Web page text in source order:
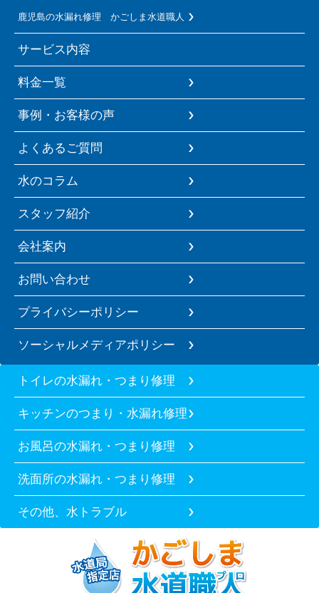
鹿児島の水漏れ修理 かごしま水道職人
サービス内容
料金一覧
事例・お客様の声
よくあるご質問
水のコラム
スタッフ紹介
会社案内
お問い合わせ
プライバシーポリシー
ソーシャルメディアポリシー
トイレの水漏れ・つまり修理
キッチンのつまり・水漏れ修理
お風呂の水漏れ・つまり修理
洗面所の水漏れ・つまり修理
その他、水トラブル